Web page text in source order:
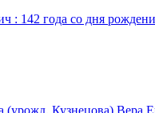
: 142 года со дня
(урожд. Кузнецова) Вера